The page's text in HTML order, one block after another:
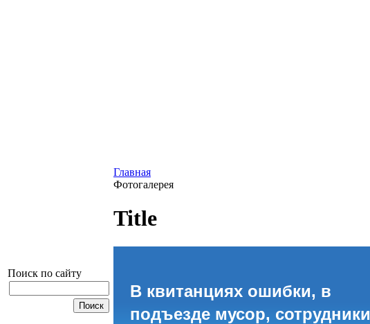
Поиск по сайту
Главная
Фотогалерея
Title
В квитанциях ошибки, в
подъезде мусор, сотрудники